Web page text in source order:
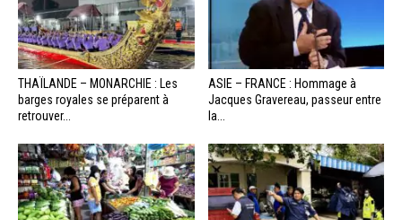
THAÏLANDE – MONARCHIE : Les
barges royales se préparent à
retrouver...
ASIE – FRANCE : Hommage à
Jacques Gravereau, passeur entre
la...